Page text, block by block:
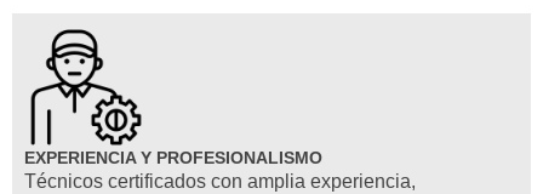
EXPERIENCIA Y PROFESIONALISMO
Técnicos certificados con amplia experiencia,